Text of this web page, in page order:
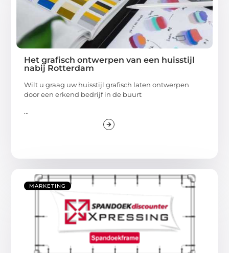
Het grafisch ontwerpen van een huisstijl
nabij Rotterdam
Wilt u graag uw huisstijl grafisch laten ontwerpen
door een erkend bedrijf in de buurt
...
MARKETING